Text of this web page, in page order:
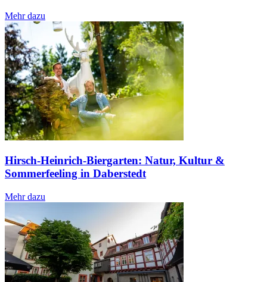
Mehr dazu
Hirsch-Heinrich-Biergarten: Natur, Kultur &
Sommerfeeling in Daberstedt
Mehr dazu